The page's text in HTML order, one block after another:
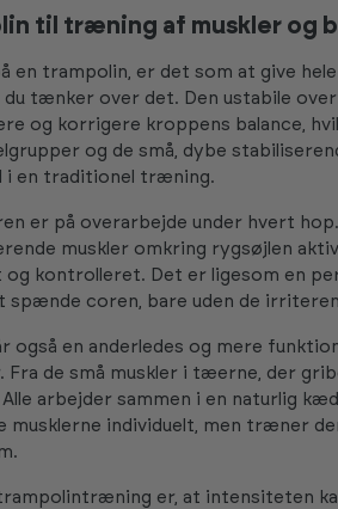
til træning af muskler og
en trampolin, er det som at give
tænker over det. Den ustabile
og korrigere kroppens balance,
og de små, dybe
i en traditionel træning.
er på overarbejde under hvert
muskler omkring rygsøjlen
og kontrolleret. Det er ligesom en
spænde coren, bare uden de
også en anderledes og mere
de små muskler i tæerne, der
Alle arbejder sammen i en naturlig
musklerne individuelt, men træner
trampolintræning er, at intensiteten